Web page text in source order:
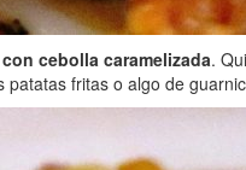
cebolla caramelizada.
fritas o algo de